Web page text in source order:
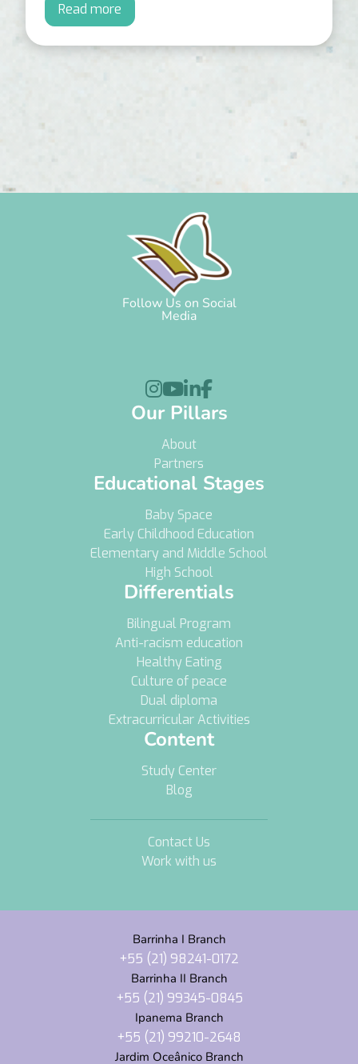
Read more
Follow Us on Social
Media

Our Pillars
About
Partners
Educational Stages
Baby Space
Early Childhood Education
Elementary and Middle School
High School
Differentials
Bilingual Program
Anti-racism education
Healthy Eating
Culture of peace
Dual diploma
Extracurricular Activities
Content
Study Center
Blog
Contact Us
Work with us
Barrinha I Branch
+55 (21) 98241-0172
Barrinha II Branch
+55 (21) 99345-0845
Ipanema Branch
+55 (21) 99210-2648
Jardim Oceânico Branch